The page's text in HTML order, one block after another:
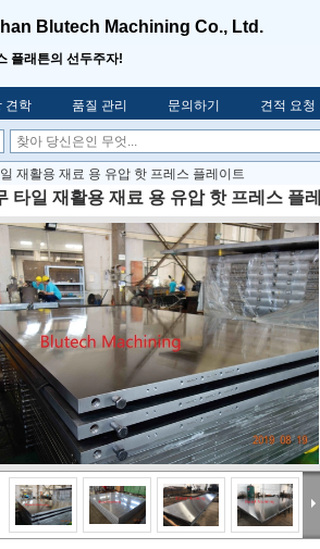
Blutech Machining Co., Ltd.
플래튼의 선두주자!
견학 품질 관리 문의하기 견적 요청
재활용 재료 용 유압 핫 프레스 플레이트
타일 재활용 재료 용 유압 핫 프레스 플